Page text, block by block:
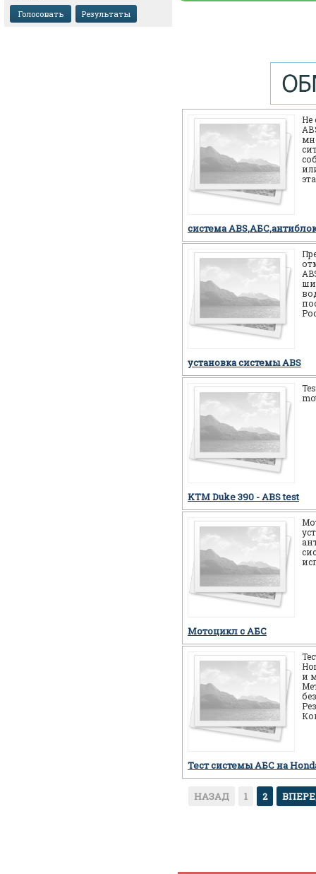
Не
система
установка системы ABS
KTM Duke 390 - ABS test
Мотоцикл c АБС
и
Тест системы АБС на
НАЗАД 1 2